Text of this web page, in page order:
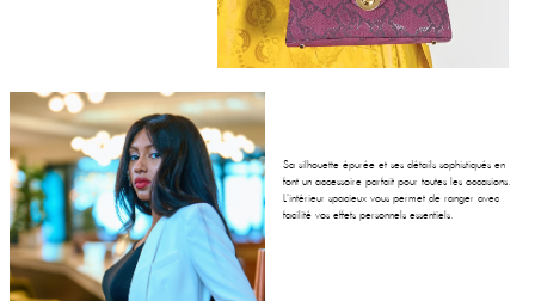
Sa silhouette épurée et ses détails sophistiqués en
font un accessoire parfait pour toutes les occasions.
L'intérieur spacieux vous permet de ranger avec
facilité vos effets personnels essentiels.